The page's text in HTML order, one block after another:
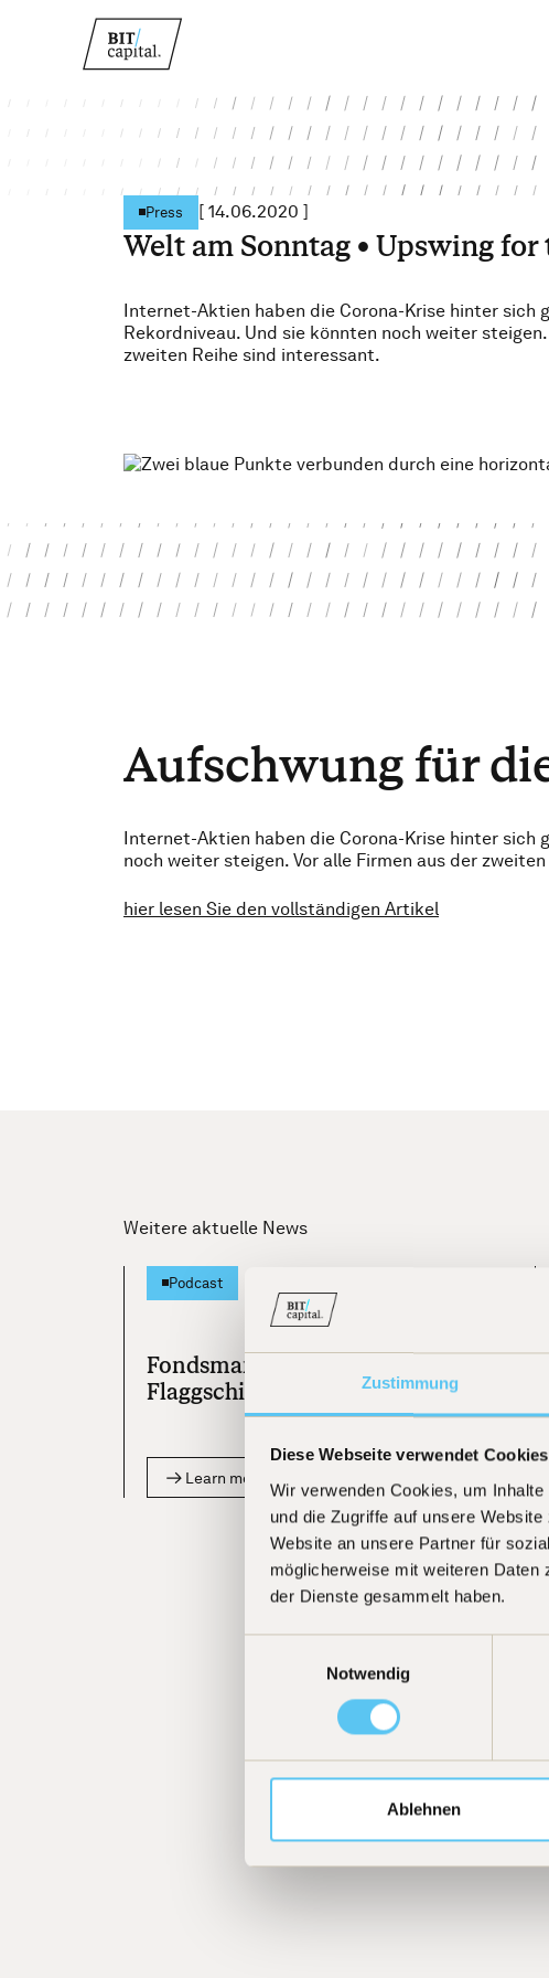
Zustimmung
Diese Webseite verwendet Cookies
Wir verwenden Cookies, um
und die Zugriffe auf unsere
Website an unsere Partner für
möglicherweise mit weiteren Daten
der Dienste gesammelt haben.
Notwendig
Ablehnen
Press [ 14.06.2020 ]
Welt am Sonntag • Upswing
Internet-Aktien haben die Corona-Krise hinter sich
Rekordniveau. Und sie könnten noch weiter
zweiten Reihe sind interessant.
Aufschwung für
Internet-Aktien haben die Corona-Krise hinter sich
noch weiter steigen. Vor alle Firmen aus der
hier lesen Sie den vollständigen Artikel
Weitere aktuelle News
Podcast
Fondsmanager Beckers:
Flaggschiff-Fonds jetzt als ETF
Learn more